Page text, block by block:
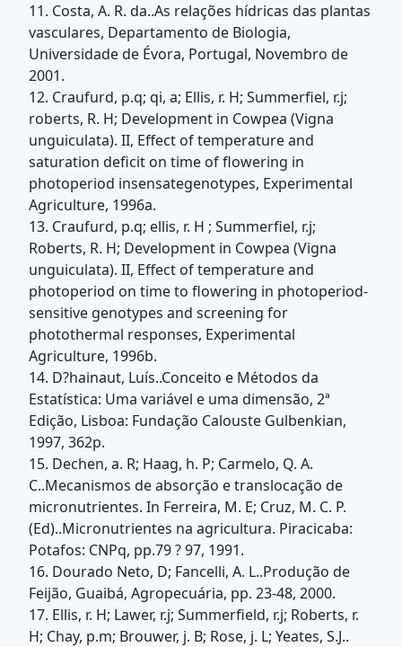
11. Costa, A. R. da..As relações hídricas das plantas
vasculares, Departamento de Biologia,
Universidade de Évora, Portugal, Novembro de
2001.
12. Craufurd, p.q; qi, a; Ellis, r. H; Summerfiel, r.j;
roberts, R. H; Development in Cowpea (Vigna
unguiculata). II, Effect of temperature and
saturation deficit on time of flowering in
photoperiod insensategenotypes, Experimental
Agriculture, 1996a.
13. Craufurd, p.q; ellis, r. H ; Summerfiel, r.j;
Roberts, R. H; Development in Cowpea (Vigna
unguiculata). II, Effect of temperature and
photoperiod on time to flowering in photoperiod-
sensitive genotypes and screening for
photothermal responses, Experimental
Agriculture, 1996b.
14. D?hainaut, Luís..Conceito e Métodos da
Estatística: Uma variável e uma dimensão, 2ª
Edição, Lisboa: Fundação Calouste Gulbenkian,
1997, 362p.
15. Dechen, a. R; Haag, h. P; Carmelo, Q. A.
C..Mecanismos de absorção e translocação de
micronutrientes. In Ferreira, M. E; Cruz, M. C. P.
(Ed)..Micronutrientes na agricultura. Piracicaba:
Potafos: CNPq, pp.79 ? 97, 1991.
16. Dourado Neto, D; Fancelli, A. L..Produção de
Feijão, Guaibá, Agropecuária, pp. 23-48, 2000.
17. Ellis, r. H; Lawer, r.j; Summerfield, r.j; Roberts, r.
H; Chay, p.m; Brouwer, j. B; Rose, j. L; Yeates, S.J..